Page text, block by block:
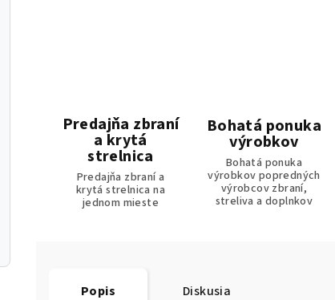
Predajňa zbraní
a krytá
strelnica
Predajňa zbraní a
krytá strelnica na
jednom mieste
Bohatá ponuka
výrobkov
Bohatá ponuka
výrobkov popredných
výrobcov zbraní,
streliva a doplnkov
Popis Diskusia